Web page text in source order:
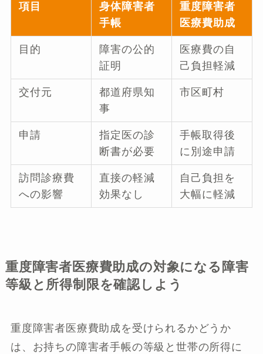
項目
身体障害者
手帳
重度障害者
医療費助成
目的
障害の公的
証明
医療費の自
己負担軽減
交付元
都道府県知
事
市区町村
申請
指定医の診
断書が必要
手帳取得後
に別途申請
訪問診療費
への影響
直接の軽減
効果なし
自己負担を
大幅に軽減
重度障害者医療費助成の対象になる障害
等級と所得制限を確認しよう
重度障害者医療費助成を受けられるかどうか
は、お持ちの障害者手帳の等級と世帯の所得に